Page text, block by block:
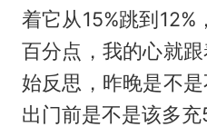
着它从15%跳到12%
百分点，我的心就
始反思，昨晚是不
出门前是不是该多充